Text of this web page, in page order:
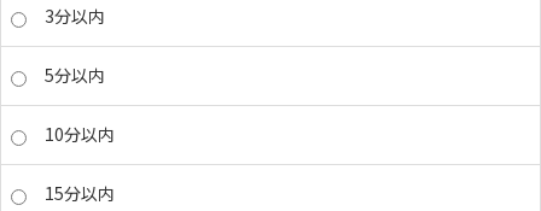
3分以内
5分以内
10分以内
15分以内